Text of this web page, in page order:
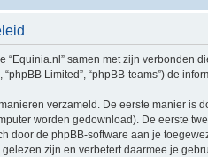
samen met zijn verbonden
“phpBB Limited”, “phpBB-teams”) de
verzameld. De eerste manier is
worden gedownload). De eerste
door de phpBB-software aan je
zijn en verbetert daarmee je